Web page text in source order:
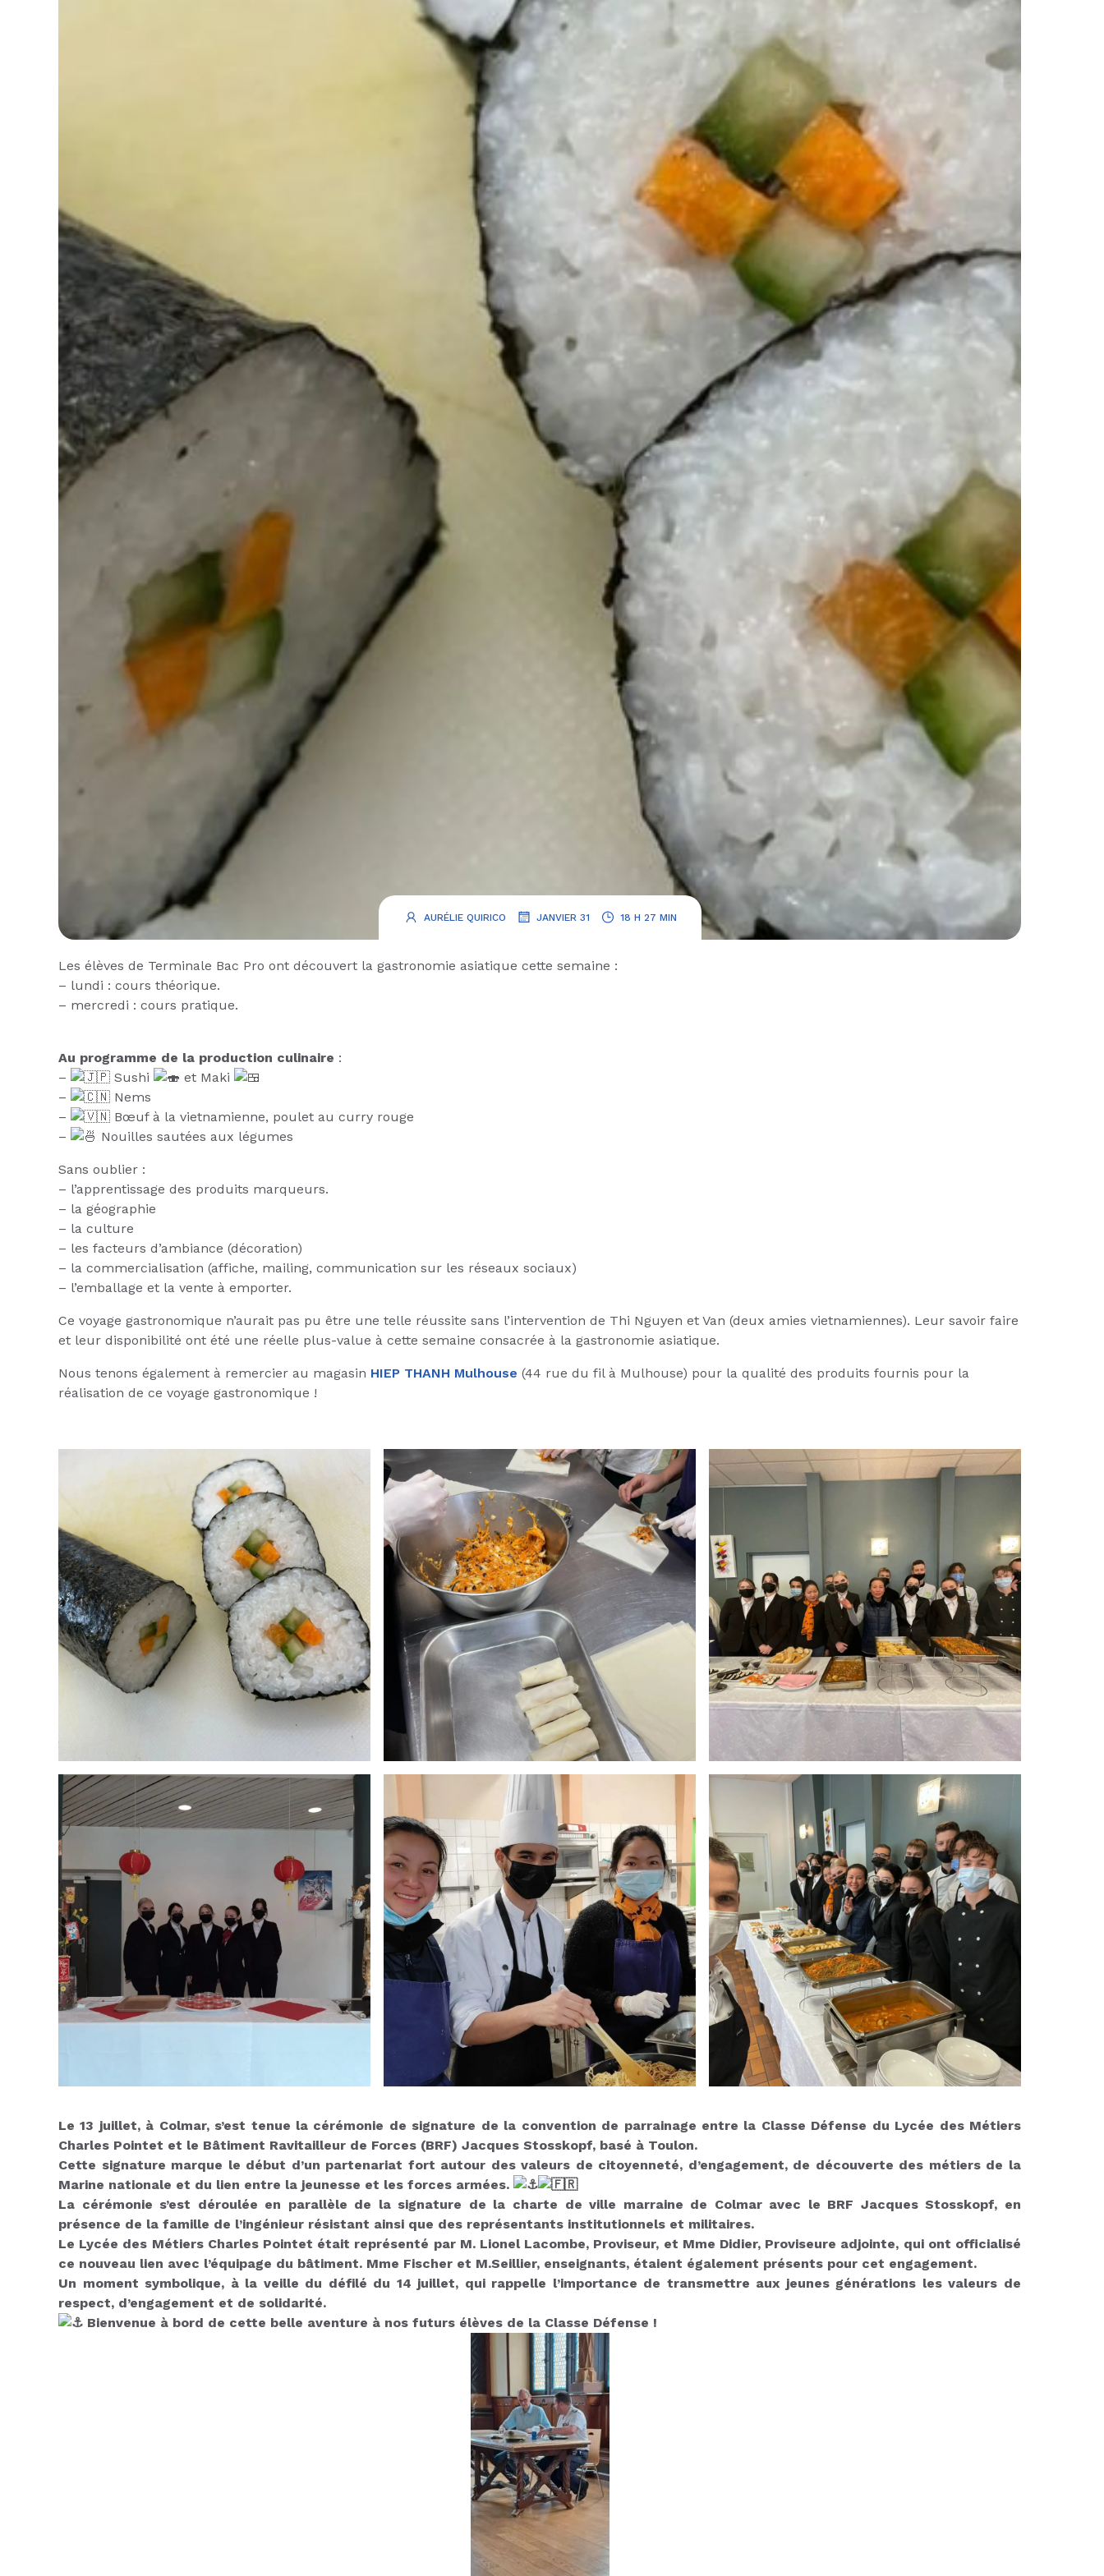
AURÉLIE QUIRICO JANVIER 31 18 H 27 MIN
Les élèves de Terminale Bac Pro ont découvert la gastronomie asiatique cette semaine :
– lundi : cours théorique.
– mercredi : cours pratique.
Au programme de la production culinaire :
–
Sushi
et Maki
–
Nems
–
Bœuf à la vietnamienne, poulet au curry rouge
–
Nouilles sautées aux légumes
Sans oublier :
– l’apprentissage des produits marqueurs.
– la géographie
– la culture
– les facteurs d’ambiance (décoration)
– la commercialisation (affiche, mailing, communication sur les réseaux sociaux)
– l’emballage et la vente à emporter.
Ce voyage gastronomique n’aurait pas pu être une telle réussite sans l’intervention de Thi Nguyen et Van (deux amies vietnamiennes). Leur savoir faire
et leur disponibilité ont été une réelle plus-value à cette semaine consacrée à la gastronomie asiatique.
Nous tenons également à remercier au magasin HIEP THANH Mulhouse (44 rue du fil à Mulhouse) pour la qualité des produits fournis pour la
réalisation de ce voyage gastronomique !
Le 13 juillet, à Colmar, s’est tenue la cérémonie de signature de la convention de parrainage entre la Classe Défense du Lycée des Métiers
Charles Pointet et le Bâtiment Ravitailleur de Forces (BRF) Jacques Stosskopf, basé à Toulon.
Cette signature marque le début d’un partenariat fort autour des valeurs de citoyenneté, d’engagement, de découverte des métiers de la
Marine nationale et du lien entre la jeunesse et les forces armées.
La cérémonie s’est déroulée en parallèle de la signature de la charte de ville marraine de Colmar avec le BRF Jacques Stosskopf, en
présence de la famille de l’ingénieur résistant ainsi que des représentants institutionnels et militaires.
Le Lycée des Métiers Charles Pointet était représenté par M. Lionel Lacombe, Proviseur, et Mme Didier, Proviseure adjointe, qui ont officialisé
ce nouveau lien avec l’équipage du bâtiment. Mme Fischer et M.Seillier, enseignants, étaient également présents pour cet engagement.
Un moment symbolique, à la veille du défilé du 14 juillet, qui rappelle l’importance de transmettre aux jeunes générations les valeurs de
respect, d’engagement et de solidarité.
Bienvenue à bord de cette belle aventure à nos futurs élèves de la Classe Défense !